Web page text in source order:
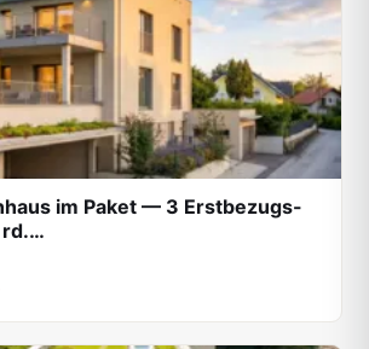
im Paket — 3 Erstbezugs-
rd.…